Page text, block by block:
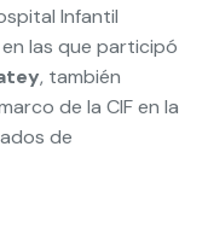
Infantil
las que participó
, también
de la CIF en la
de